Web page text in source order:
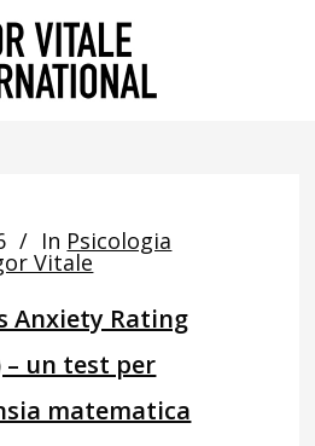
In Psicologia
Vitale
Anxiety Rating
– un test per
matematica